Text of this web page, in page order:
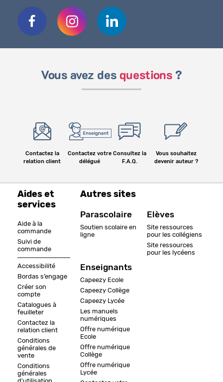
Vous avez des questions ?
Contactez la
relation client
Contactez votre
délégué
Consultez la
F.A.Q.
Vous souhaitez
devenir auteur ?
Aides et
services
Aide à la
commande
Suivi de
commande
Accessibilité
Bordas s’engage
Créer son
compte
Catalogues à
feuilleter
Contactez la
relation client
Conditions
générales de
vente
Conditions
générales
Autres sites
Parascolaire
Soutien scolaire en
ligne
Enseignants
Capeezy Ecole
Capeezy Collège
Capeezy Lycée
Les manuels
numériques
Offre numérique
Ecole
Offre numérique
Collège
Offre numérique
Lycée
Elèves
Site ressources
pour les collégiens
Site ressources
pour les lycéens